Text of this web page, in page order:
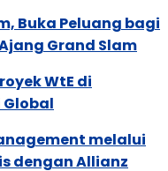
Buka Peluang bagi
Grand Slam
WtE di
Global
melalui
dengan Allianz